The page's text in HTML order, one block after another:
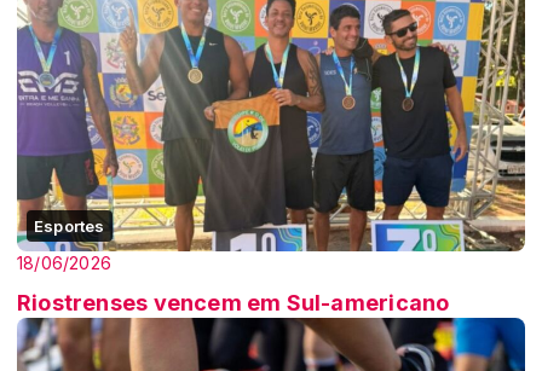
Esportes
18/06/2026
Riostrenses vencem em Sul-americano